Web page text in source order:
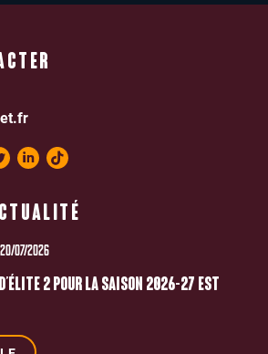
20/07/2026
2 POUR LA SAISON 2026-27 EST